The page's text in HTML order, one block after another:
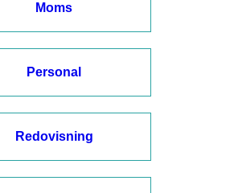
Moms
Personal
Redovisning